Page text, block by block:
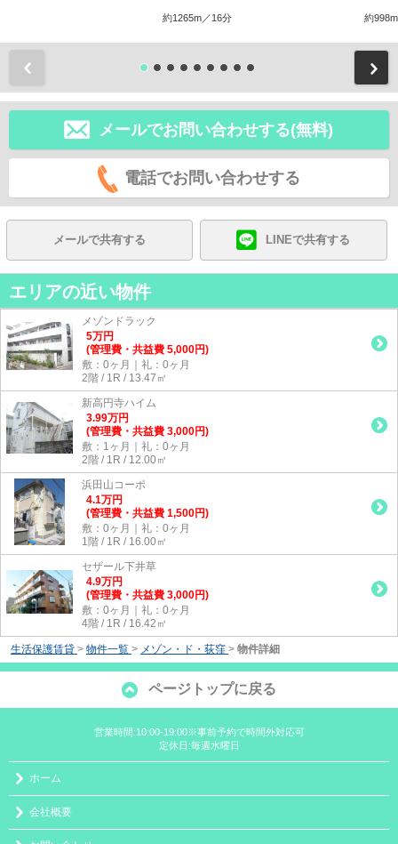
約1265m／16分 約
メールでお問い合わせする(無料)
電話でお問い合わせする
メールで共有する LINEで共有する
エリアの近い物件
メゾンドラック
5万円
(管理費・共益費 5,000円)
敷：0ヶ月｜礼：0ヶ月
2階 / 1R / 13.47㎡
新高円寺ハイム
3.99万円
(管理費・共益費 3,000円)
敷：1ヶ月｜礼：0ヶ月
2階 / 1R / 12.00㎡
浜田山コーポ
4.1万円
(管理費・共益費 1,500円)
敷：0ヶ月｜礼：0ヶ月
1階 / 1R / 16.00㎡
セザール下井草
4.9万円
(管理費・共益費 3,000円)
敷：0ヶ月｜礼：0ヶ月
4階 / 1R / 16.42㎡
生活保護賃貸 > 物件一覧 > メゾン・ド・荻窪 > 物件詳細
ページトップに戻る
営業時間:10:00-19:00※事前予約で時間外対応可
定休日:毎週水曜日
ホーム
会社概要